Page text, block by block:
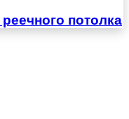
потолка